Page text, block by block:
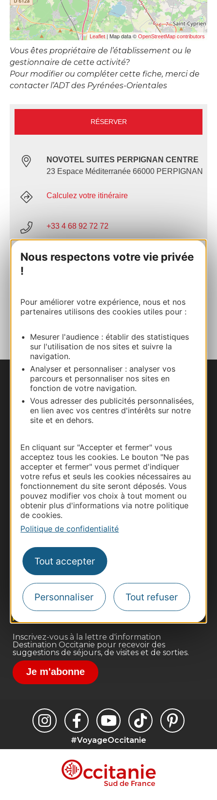
Nous respectons votre vie privée
!
Pour améliorer votre expérience, nous et nos
partenaires utilisons des cookies utiles pour :
Mesurer l'audience : établir des statistiques
sur l'utilisation de nos sites et suivre la
navigation.
Analyser et personnaliser : analyser vos
parcours et personnaliser nos sites en
fonction de votre navigation.
Vous adresser des publicités personnalisées,
en lien avec vos centres d'intérêts sur notre
site et en dehors.
En cliquant sur "Accepter et fermer" vous
acceptez tous les cookies. Le bouton "Ne pas
accepter et fermer" vous permet d'indiquer
votre refus et seuls les cookies nécessaires au
fonctionnement du site seront déposés. Vous
pouvez modifier vos choix à tout moment ou
obtenir plus d'informations via notre politique
de cookies.
Politique de confidentialité
Tout accepter
Personnaliser Tout refuser
Leaflet| Map data ©OpenStreetMap contributors
Vous êtes propriétaire de l’établissement ou le
gestionnaire de cette activité?
Pour modifier ou compléter cette fiche, merci de
contacter l’ADT des Pyrénées-Orientales
RÉSERVER
NOVOTEL SUITES PERPIGNAN CENTRE
23 Espace Méditerranée 66000 PERPIGNAN
Calculez votre itinéraire
+33 4 68 92 72 72
E-mail
AJOUTER
Nous contacter
Carte interactive
Thermalisme
Business/Mice
Pros d'Occitanie
Site presse et d'influence
Voyagistes
Inscrivez-vous à la lettre d'information
Destination Occitanie pour recevoir des
suggestions de séjours, de visites et de sorties.
Je m'abonne
#VoyageOccitanie